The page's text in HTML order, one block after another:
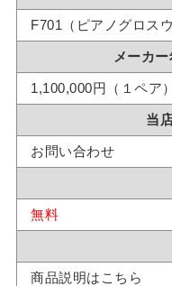
F701（ピアノグロス
メーカ
1,100,000円（１ペア）
当
お問い合わせ
無料
商品説明はこちら